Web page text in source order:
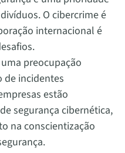
O cibercrime é
internacional é
preocupação
de incidentes
estão
segurança cibernética,
na conscientização